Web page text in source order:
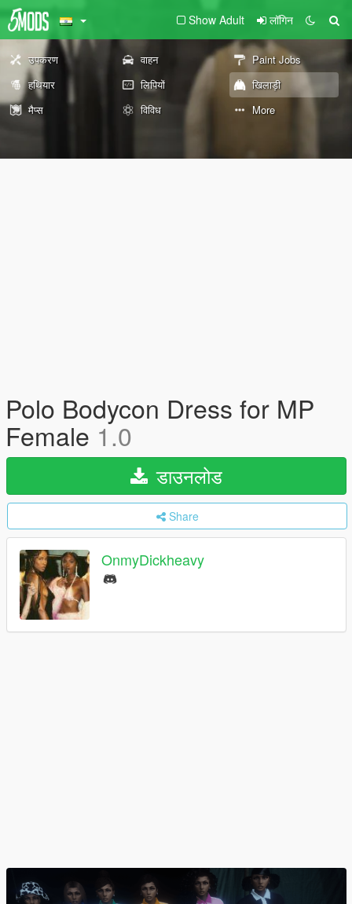
Show Adult लॉगिन
उपकरण वाहन
Paint Jobs
हथियार
लिपियों
खिलाड़ी
मैप्स
विविध More
Polo Bodycon Dress for MP
Female 1.0
डाउनलोड
Share
OnmyDickheavy